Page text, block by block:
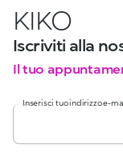
KIKO
Iscriviti alla
Il tuo
Inserisci tuo indirizzo e-